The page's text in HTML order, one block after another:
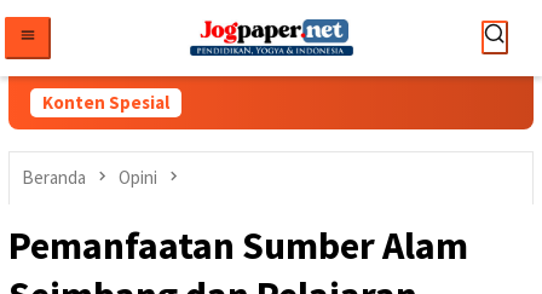
konten
Konten Spesial
Beranda Opini
Pemanfaatan Sumber Alam